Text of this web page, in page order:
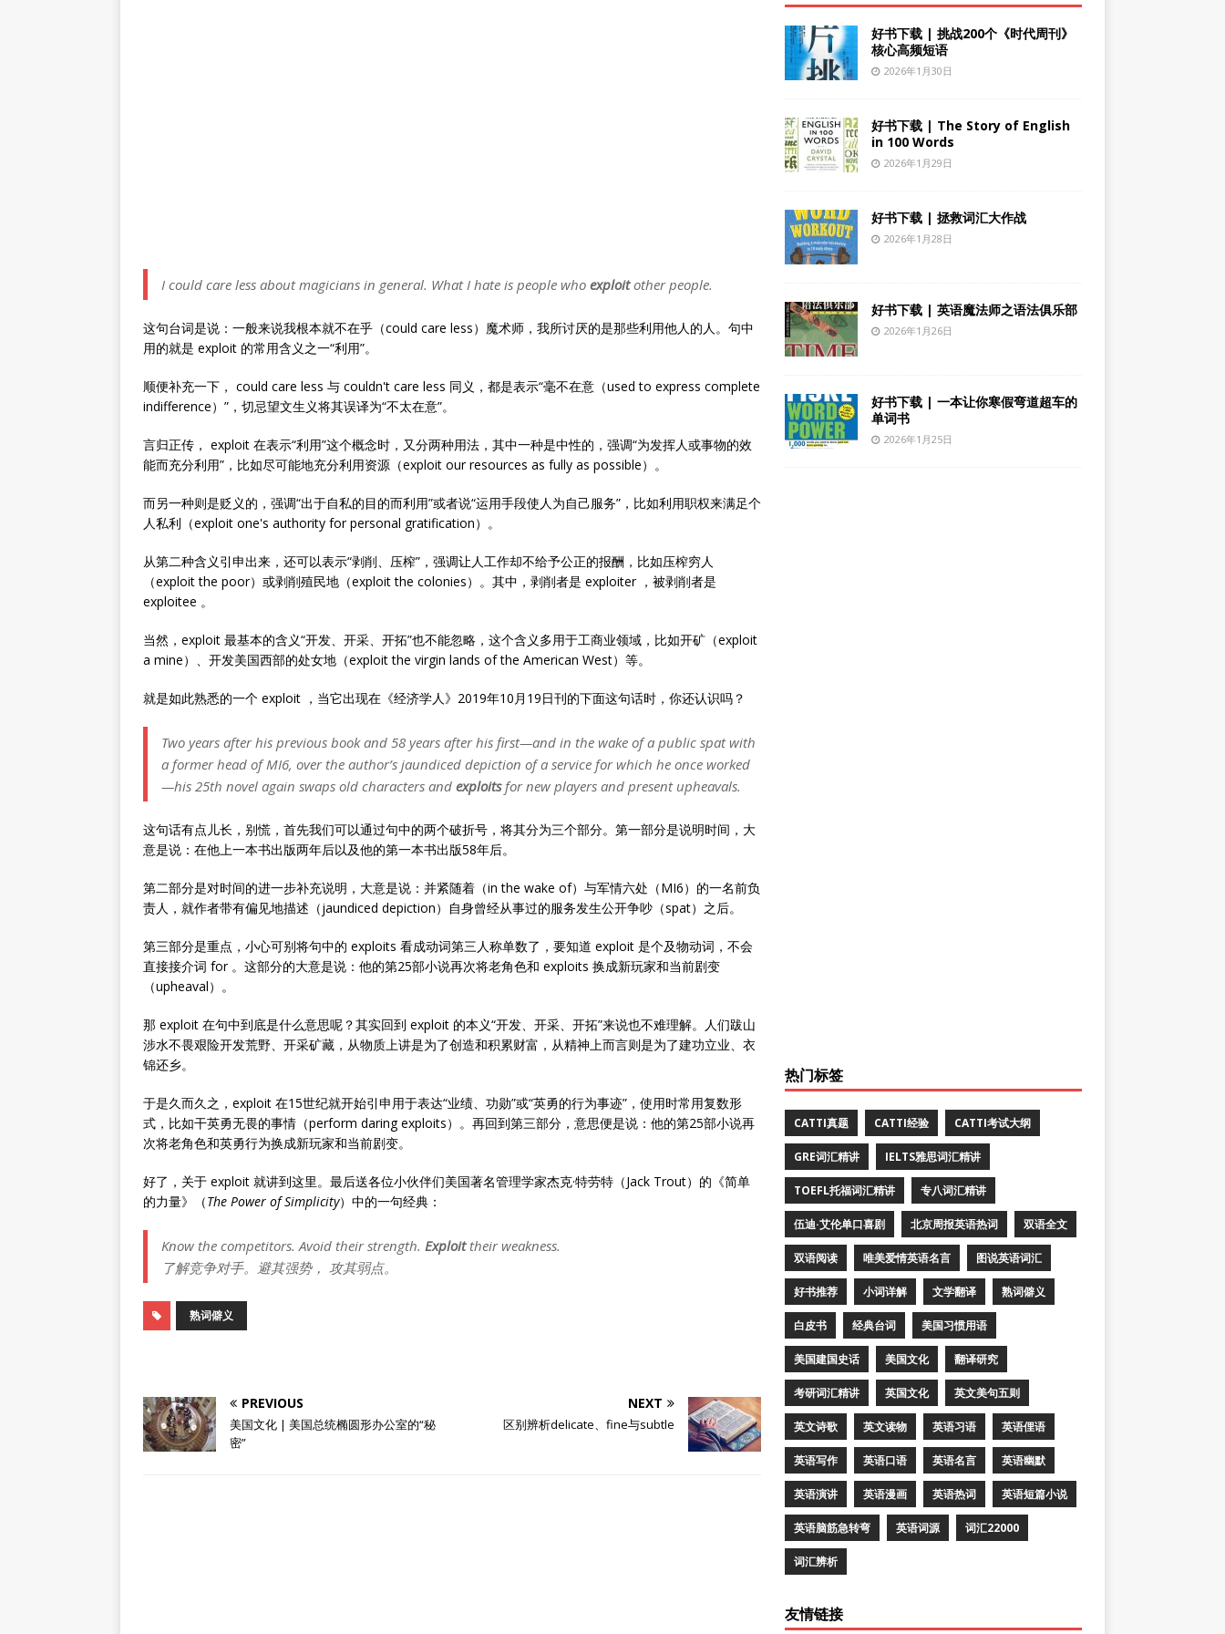
I could care less about magicians in general. What I hate is people who exploitother people.
这句台词是说：一般来说我根本就不在乎（could care less）魔术师，我所讨厌的是那些利用他人的人。句中
用的就是 exploit 的常用含义之一“利用”。
顺便补充一下， could care less 与 couldn't care less 同义，都是表示“毫不在意（used to express complete
indifference）”，切忌望文生义将其误译为“不太在意”。
言归正传， exploit 在表示“利用”这个概念时，又分两种用法，其中一种是中性的，强调“为发挥人或事物的效
能而充分利用”，比如尽可能地充分利用资源（exploit our resources as fully as possible）。
而另一种则是贬义的，强调“出于自私的目的而利用”或者说“运用手段使人为自己服务”，比如利用职权来满足个
人私利（exploit one's authority for personal gratification）。
从第二种含义引申出来，还可以表示“剥削、压榨”，强调让人工作却不给予公正的报酬，比如压榨穷人
（exploit the poor）或剥削殖民地（exploit the colonies）。其中，剥削者是 exploiter ，被剥削者是
exploitee 。
当然，exploit 最基本的含义“开发、开采、开拓”也不能忽略，这个含义多用于工商业领域，比如开矿（exploit
a mine）、开发美国西部的处女地（exploit the virgin lands of the American West）等。
就是如此熟悉的一个 exploit ，当它出现在《经济学人》2019年10月19日刊的下面这句话时，你还认识吗？
Two years after his previous book and 58 years after his first—and in the wake of a public spat with
a former head of MI6, over the author’s jaundiced depiction of a service for which he once worked
—his 25th novel again swaps old characters and exploitsfor new players and present upheavals.
这句话有点儿长，别慌，首先我们可以通过句中的两个破折号，将其分为三个部分。第一部分是说明时间，大
意是说：在他上一本书出版两年后以及他的第一本书出版58年后。
第二部分是对时间的进一步补充说明，大意是说：并紧随着（in the wake of）与军情六处（MI6）的一名前负
责人，就作者带有偏见地描述（jaundiced depiction）自身曾经从事过的服务发生公开争吵（spat）之后。
第三部分是重点，小心可别将句中的 exploits 看成动词第三人称单数了，要知道 exploit 是个及物动词，不会
直接接介词 for 。这部分的大意是说：他的第25部小说再次将老角色和 exploits 换成新玩家和当前剧变
（upheaval）。
那 exploit 在句中到底是什么意思呢？其实回到 exploit 的本义“开发、开采、开拓”来说也不难理解。人们跋山
涉水不畏艰险开发荒野、开采矿藏，从物质上讲是为了创造和积累财富，从精神上而言则是为了建功立业、衣
锦还乡。
于是久而久之，exploit 在15世纪就开始引申用于表达“业绩、功勋”或“英勇的行为事迹”，使用时常用复数形
式，比如干英勇无畏的事情（perform daring exploits）。再回到第三部分，意思便是说：他的第25部小说再
次将老角色和英勇行为换成新玩家和当前剧变。
好了，关于 exploit 就讲到这里。最后送各位小伙伴们美国著名管理学家杰克·特劳特（Jack Trout）的《简单
的力量》（The Power of Simplicity）中的一句经典：
Know the competitors. Avoid their strength. Exploittheir weakness.
了解竞争对手。避其强势， 攻其弱点。
熟词僻义
PREVIOUS
美国文化 | 美国总统椭圆形办公室的“秘
密”
NEXT
区别辨析delicate、fine与subtle
好书下载 | 挑战200个《时代周刊》
核心高频短语
2026年1月30日
好书下载 | The Story of English
in 100 Words
2026年1月29日
好书下载 | 拯救词汇大作战
2026年1月28日
好书下载 | 英语魔法师之语法俱乐部
2026年1月26日
好书下载 | 一本让你寒假弯道超车的
单词书
2026年1月25日
热门标签
CATTI真题 CATTI经验 CATTI考试大纲
GRE词汇精讲 IELTS雅思词汇精讲
TOEFL托福词汇精讲 专八词汇精讲
伍迪·艾伦单口喜剧 北京周报英语热词 双语全文
双语阅读 唯美爱情英语名言 图说英语词汇
好书推荐 小词详解 文学翻译 熟词僻义
白皮书 经典台词 美国习惯用语
美国建国史话 美国文化 翻译研究
考研词汇精讲 英国文化 英文美句五则
英文诗歌 英文读物 英语习语 英语俚语
英语写作 英语口语 英语名言 英语幽默
英语演讲 英语漫画 英语热词 英语短篇小说
英语脑筋急转弯 英语词源 词汇22000
词汇辨析
友情链接